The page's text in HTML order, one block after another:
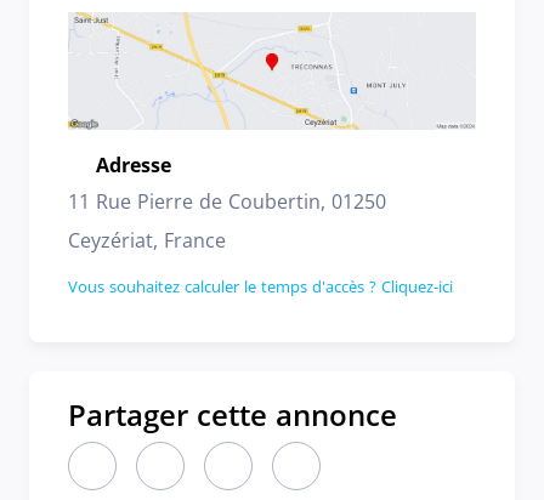
Emplacement
Adresse
11 Rue Pierre de Coubertin, 01250
Ceyzériat, France
Vous souhaitez calculer le temps d'accès ? Cliquez-ici
Partager cette annonce
Partager cette annonce sur LinkedIn (nouvelle
Partager cette annonce sur X (nouvelle
Partager cette annonce sur
Partager cette annonce